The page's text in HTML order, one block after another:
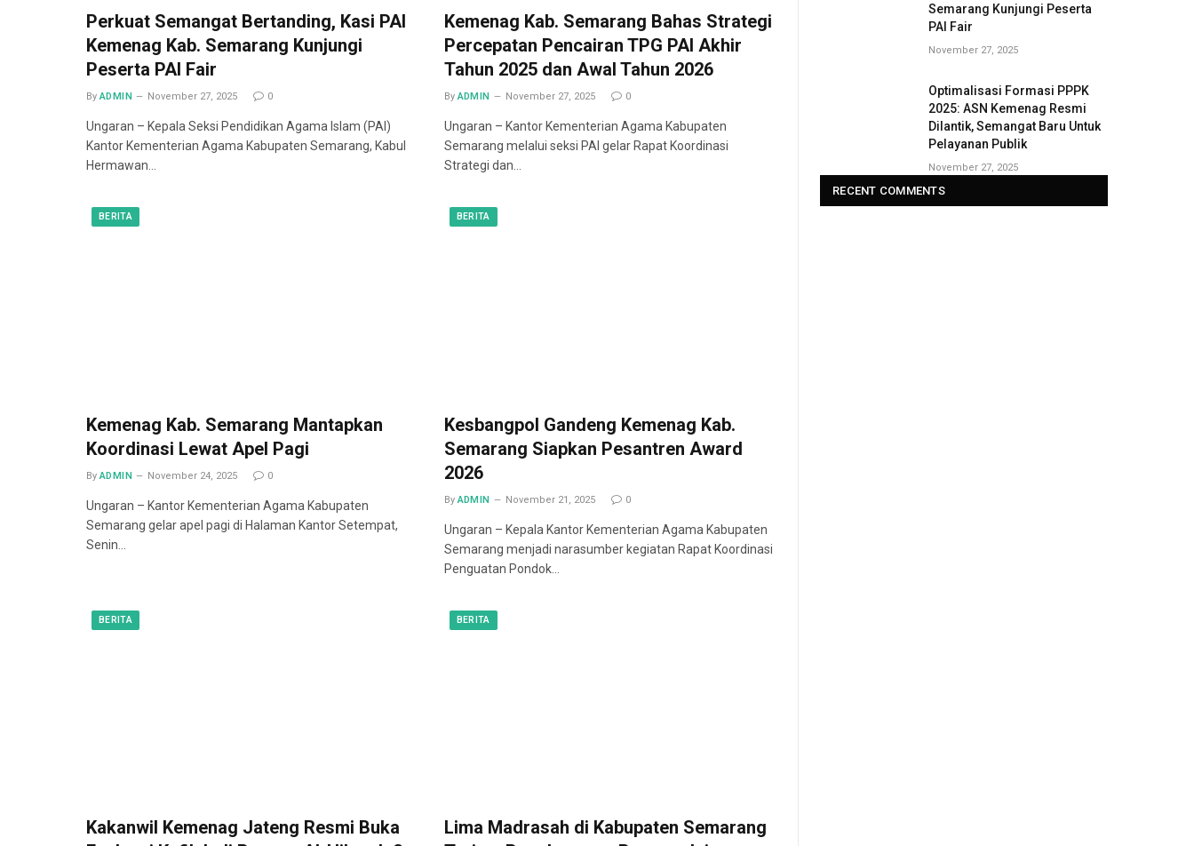
Perkuat Semangat Bertanding, Kasi PAI
Kemenag Kab. Semarang Kunjungi
Peserta PAI Fair
By ADMIN November 27, 2025 0
Ungaran – Kepala Seksi Pendidikan Agama Islam (PAI)
Kantor Kementerian Agama Kabupaten Semarang, Kabul
Hermawan…
Kemenag Kab. Semarang Bahas Strategi
Percepatan Pencairan TPG PAI Akhir
Tahun 2025 dan Awal Tahun 2026
By ADMIN November 27, 2025 0
Ungaran – Kantor Kementerian Agama Kabupaten
Semarang melalui seksi PAI gelar Rapat Koordinasi
Strategi dan…
BERITA
Kemenag Kab. Semarang Mantapkan
Koordinasi Lewat Apel Pagi
By ADMIN November 24, 2025 0
Ungaran – Kantor Kementerian Agama Kabupaten
Semarang gelar apel pagi di Halaman Kantor Setempat,
Senin…
BERITA
Kesbangpol Gandeng Kemenag Kab.
Semarang Siapkan Pesantren Award
2026
By ADMIN November 21, 2025 0
Ungaran – Kepala Kantor Kementerian Agama Kabupaten
Semarang menjadi narasumber kegiatan Rapat Koordinasi
Penguatan Pondok…
BERITA
Kakanwil Kemenag Jateng Resmi Buka
BERITA
Lima Madrasah di Kabupaten Semarang
Semarang Kunjungi Peserta
PAI Fair
November 27, 2025
Optimalisasi Formasi PPPK
2025: ASN Kemenag Resmi
Dilantik, Semangat Baru Untuk
Pelayanan Publik
November 27, 2025
RECENT COMMENTS